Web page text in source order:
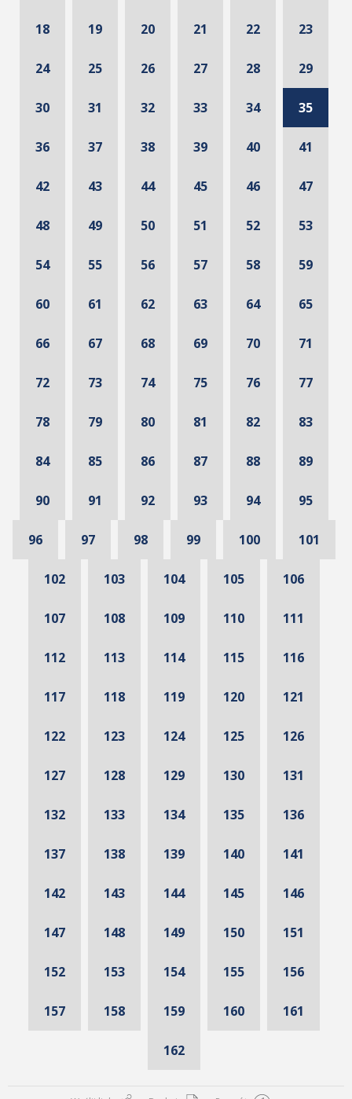
18 19 20 21 22 23
24 25 26 27 28 29
30 31 32 33 34 35
36 37 38 39 40 41
42 43 44 45 46 47
48 49 50 51 52 53
54 55 56 57 58 59
60 61 62 63 64 65
66 67 68 69 70 71
72 73 74 75 76 77
78 79 80 81 82 83
84 85 86 87 88 89
90 91 92 93 94 95
96 97 98 99 100 101
102 103 104 105 106
107 108 109 110 111
112 113 114 115 116
117 118 119 120 121
122 123 124 125 126
127 128 129 130 131
132 133 134 135 136
137 138 139 140 141
142 143 144 145 146
147 148 149 150 151
152 153 154 155 156
157 158 159 160 161
162